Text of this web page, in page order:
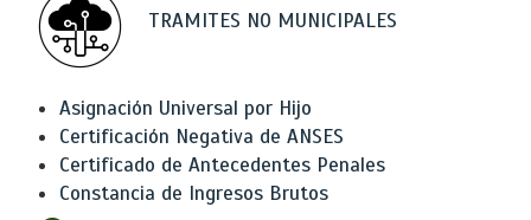
TRAMITES NO MUNICIPALES
Asignación Universal por Hijo
Certificación Negativa de ANSES
Certificado de Antecedentes Penales
Constancia de Ingresos Brutos